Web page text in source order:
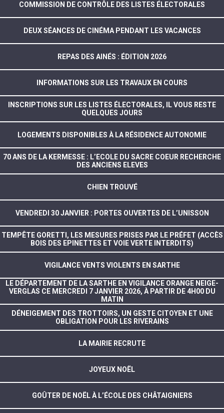
COMMISSION DE CONTRÔLE DES LISTES ÉLECTORALES
DEUX SÉANCES DE CINÉMA PENDANT LES VACANCES
REPAS DES AINÉS : ÉDITION 2026
INFORMATIONS SUR LES TRAVAUX EN COURS
INSCRIPTIONS SUR LES LISTES ÉLECTORALES, IL VOUS RESTE
QUELQUES JOURS
LOGEMENTS DISPONIBLES À LA RÉSIDENCE AUTONOMIE
70 ANS DE LA KERMESSE : L’ECOLE DU SACRE COEUR RECHERCHE
DES ANCIENS ELEVES
CHIEN TROUVÉ
VENDREDI 30 JANVIER : PORTES OUVERTES DE L’UNISSON
TEMPÊTE GORETTI, LES MESURES PRISES PAR LE PRÉFET (ACCÈS
BOIS DES EPINETTES ET VOIE VERTE INTERDITS)
VIGILANCE VENTS VIOLENTS EN SARTHE
LE DÉPARTEMENT DE LA SARTHE EN VIGILANCE ORANGE NEIGE-
VERGLAS CE MERCREDI 7 JANVIER 2026, À PARTIR DE 4H00 DU
MATIN
DÉNEIGEMENT DES TROTTOIRS, UN GESTE CITOYEN ET UNE
OBLIGATION POUR LES RIVERAINS
LA MAIRIE RECRUTE
JOYEUX NOËL
GOÛTER DE NOËL À L’ÉCOLE DES CHÂTAIGNIERS